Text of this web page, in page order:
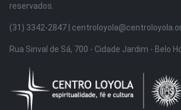
reservados.
(31) 3342-2847 |
Rua Sinval de Sá, 700 - Cidade Jardim - Belo